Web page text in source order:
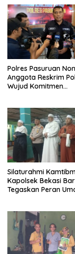
Polres Pasuruan
Anggota Reskrim
Wujud Komitmen
Silaturahmi
Kapolsek Bekasi
Tegaskan Peran